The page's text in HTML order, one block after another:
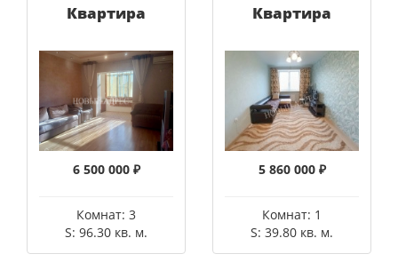
Квартира
6 500 000 ₽
Комнат: 3
S: 96.30 кв. м.
Квартира
5 860 000 ₽
Комнат: 1
S: 39.80 кв. м.